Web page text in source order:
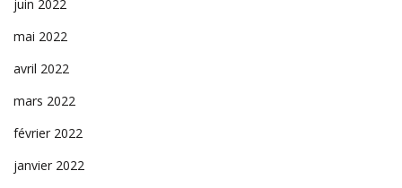
juin 2022
mai 2022
avril 2022
mars 2022
février 2022
janvier 2022